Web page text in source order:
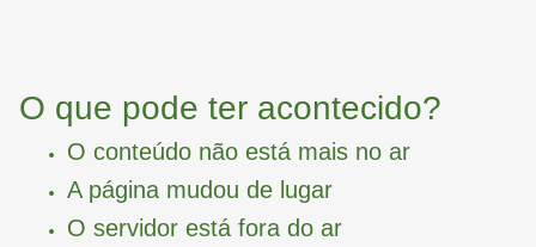
O que pode ter acontecido?
O conteúdo não está mais no ar
A página mudou de lugar
O servidor está fora do ar